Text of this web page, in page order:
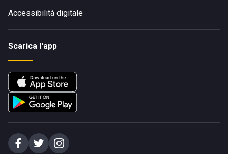
Accessibilità digitale
Scarica l'app